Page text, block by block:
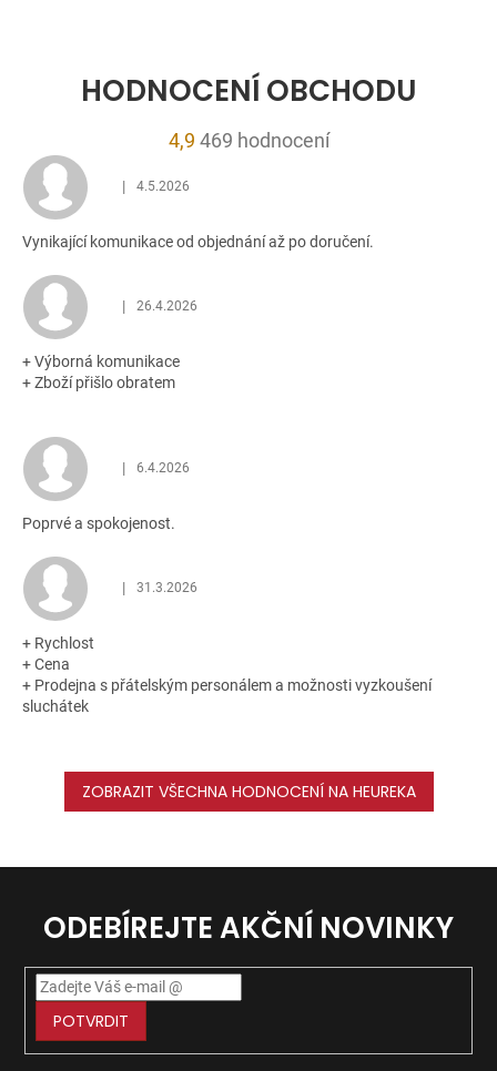
HODNOCENÍ OBCHODU
4,9 Průměrné
4,9
469 hodnocení
Hodnocení obchodu je 5 z 5 hvězdiček.
| 4.5.2026
Vynikající komunikace od objednání až po doručení.
Hodnocení obchodu je 5 z 5 hvězdiček.
| 26.4.2026
+ Výborná komunikace
+ Zboží přišlo obratem
Hodnocení obchodu je 5 z 5 hvězdiček.
| 6.4.2026
Poprvé a spokojenost.
Hodnocení obchodu je 5 z 5 hvězdiček.
| 31.3.2026
+ Rychlost
+ Cena
+ Prodejna s přátelským personálem a možnosti vyzkoušení
sluchátek
ZOBRAZIT VŠECHNA HODNOCENÍ NA HEUREKA
ODEBÍREJTE AKČNÍ NOVINKY
POTVRDIT